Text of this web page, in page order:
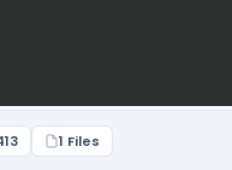
1 Files